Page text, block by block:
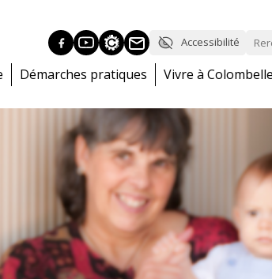
Accessibilité
Démarches pratiques Vivre à